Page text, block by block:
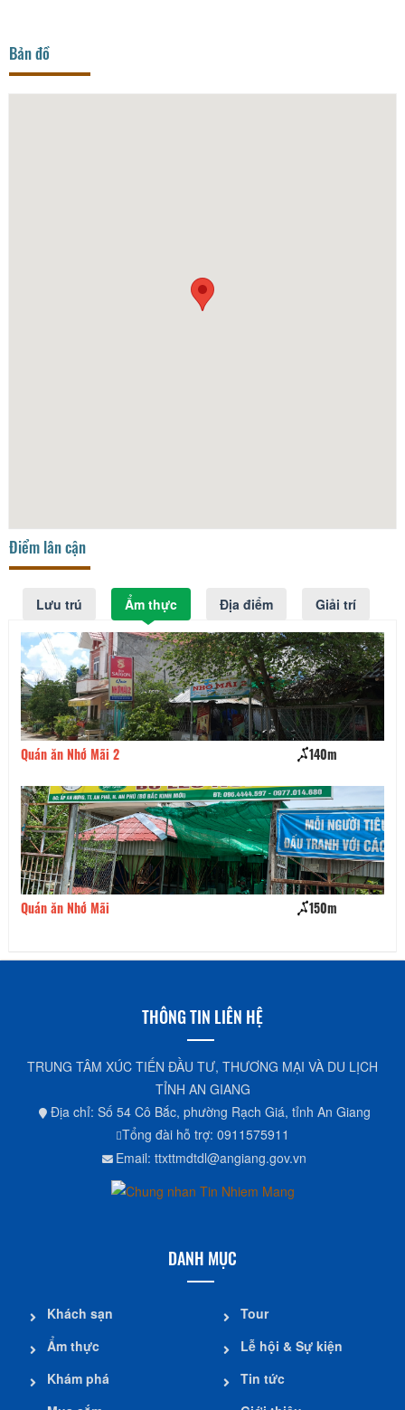
Bản đồ
Điểm lân cận
Lưu trú Ẩm thực Địa điểm Giải trí
140m
150m
THÔNG TIN LIÊN HỆ
TRUNG TÂM XÚC TIẾN ĐẦU TƯ, THƯƠNG MẠI VÀ DU LỊCH
TỈNH AN GIANG
Địa chỉ: Số 54 Cô Bắc, phường Rạch Giá, tỉnh An Giang
Tổng đài hỗ trợ: 0911575911
Email: ttxttmdtdl@angiang.gov.vn
DANH MỤC
Khách sạn
Ẩm thực
Khám phá
Tour
Lễ hội & Sự kiện
Tin tức